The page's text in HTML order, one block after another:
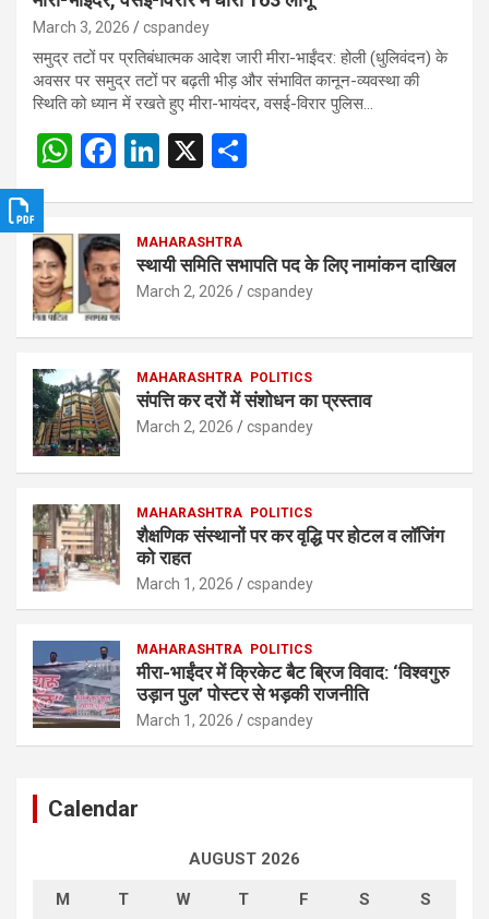
March 3, 2026 cspandey
समुद्र तटों पर प्रतिबंधात्मक आदेश जारी मीरा-भाईंदर: होली (धुलिवंदन) के
अवसर पर समुद्र तटों पर बढ़ती भीड़ और संभावित कानून-व्यवस्था की
स्थिति को ध्यान में रखते हुए मीरा-भायंदर, वसई-विरार पुलिस…
W
s
A
p
p
F
b
o
o
k
Li
dI
n
X
e
MAHARASHTRA
स्थायी समिति सभापति पद के लिए नामांकन दाखिल
March 2, 2026 cspandey
MAHARASHTRA POLITICS
संपत्ति कर दरों में संशोधन का प्रस्ताव
March 2, 2026 cspandey
MAHARASHTRA POLITICS
शैक्षणिक संस्थानों पर कर वृद्धि पर होटल व लॉजिंग
को राहत
March 1, 2026 cspandey
MAHARASHTRA POLITICS
मीरा-भाईंदर में क्रिकेट बैट ब्रिज विवाद: ‘विश्वगुरु
उड़ान पुल’ पोस्टर से भड़की राजनीति
March 1, 2026 cspandey
Calendar
AUGUST 2026
M T W T F S S